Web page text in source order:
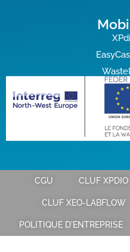
CGU CLUF XPDIO
CLUF XEO-LABFLOW
POLITIQUE D'ENTREPRISE